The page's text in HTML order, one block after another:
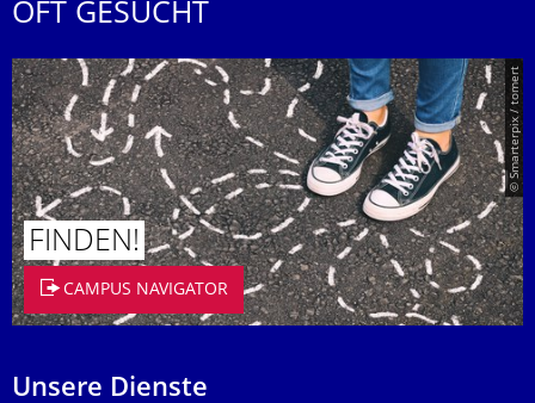
OFT GESUCHT
© Smarterpix / tomert
FINDEN!
CAMPUS NAVIGATOR
Unsere Dienste